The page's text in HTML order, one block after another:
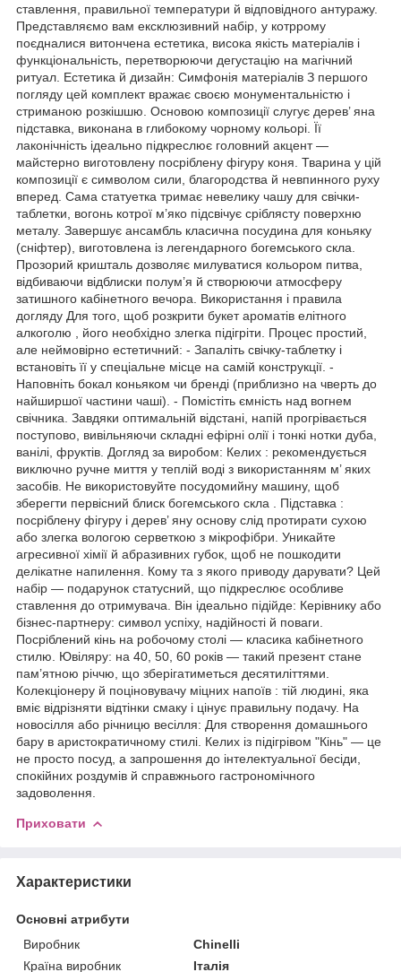
ставлення, правильної температури й відповідного антуражу.
Представляємо вам ексклюзивний набір, у котррому
поєдналися витончена естетика, висока якість матеріалів і
функціональність, перетворюючи дегустацію на магічний
ритуал. Естетика й дизайн: Симфонія матеріалів З першого
погляду цей комплект вражає своєю монументальністю і
стриманою розкішшю. Основою композиції слугує дерев’ яна
підставка, виконана в глибокому чорному кольорі. Її
лаконічність ідеально підкреслює головний акцент —
майстерно виготовлену посріблену фігуру коня. Тварина у цій
композиції є символом сили, благородства й невпинного руху
вперед. Сама статуетка тримає невелику чашу для свічки-
таблетки, вогонь котрої м’яко підсвічує сріблясту поверхню
металу. Завершує ансамбль класична посудина для коньяку
(сніфтер), виготовлена із легендарного богемського скла.
Прозорий кришталь дозволяє милуватися кольором питва,
відбиваючи відблиски полум’я й створюючи атмосферу
затишного кабінетного вечора. Використання і правила
догляду Для того, щоб розкрити букет ароматів елітного
алкоголю , його необхідно злегка підігріти. Процес простий,
але неймовірно естетичний: - Запаліть свічку-таблетку і
встановіть її у спеціальне місце на самій конструкції. -
Наповніть бокал коньяком чи бренді (приблизно на чверть до
найширшої частини чаші). - Помістіть ємність над вогнем
свічника. Завдяки оптимальній відстані, напій прогрівається
поступово, вивільняючи складні ефірні олії і тонкі нотки дуба,
ванілі, фруктів. Догляд за виробом: Келих : рекомендується
виключно ручне миття у теплій воді з використанням м’ яких
засобів. Не використовуйте посудомийну машину, щоб
зберегти первісний блиск богемського скла . Підставка :
посріблену фігуру і дерев’ яну основу слід протирати сухою
або злегка вологою серветкою з мікрофібри. Уникайте
агресивної хімії й абразивних губок, щоб не пошкодити
делікатне напилення. Кому та з якого приводу дарувати? Цей
набір — подарунок статусний, що підкреслює особливе
ставлення до отримувача. Він ідеально підійде: Керівнику або
бізнес-партнеру: символ успіху, надійності й поваги.
Посріблений кінь на робочому столі — класика кабінетного
стилю. Ювіляру: на 40, 50, 60 років — такий презент стане
пам’ятною річчю, що зберігатиметься десятиліттями.
Колекціонеру й поціновувачу міцних напоїв : тій людині, яка
вміє відрізняти відтінки смаку і цінує правильну подачу. На
новосілля або річницю весілля: Для створення домашнього
бару в аристократичному стилі. Келих із підігрівом "Кінь" — це
не просто посуд, а запрошення до інтелектуальної бесіди,
спокійних роздумів й справжнього гастрономічного
задоволення.
Приховати
Характеристики
Основні атрибути
Виробник
Chinelli
Країна виробник
Італія